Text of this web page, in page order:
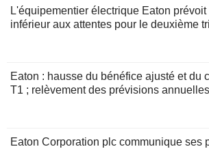
L'équipementier électrique Eaton
inférieur aux attentes pour le deuxième
Eaton : hausse du bénéfice ajusté et du
T1 ; relèvement des prévisions annuelles
Eaton Corporation plc communique ses